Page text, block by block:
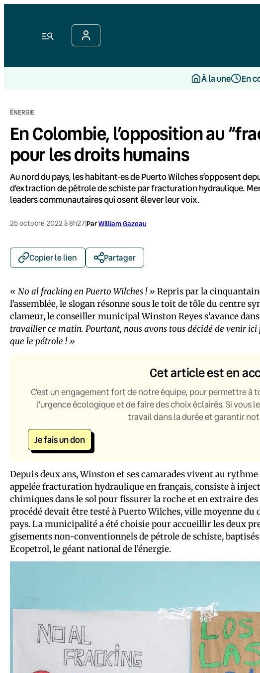
Menu
À la une En
ÉNERGIE
En Colombie, l’opposition au
pour les droits humains
Au nord du pays, les habitant·es de Puerto Wilches s’opposent
d’extraction de pétrole de schiste par fracturation hydraulique.
leaders communautaires qui osent élever leur voix.
25 octobre 2022 à 8h27|ParWilliam Gazeau
Copier le lien Partager
« No al fracking en Puerto Wilches ! » Repris par la
l’assemblée, le slogan résonne sous le toit de tôle du centre
clameur, le conseiller municipal Winston Reyes s’avance
travailler ce matin. Pourtant, nous avons tous décidé de venir
que le pétrole ! »
Cet article est en
C’est un engagement fort de notre équipe, pour permettre à
l’urgence écologique et de faire des choix éclairés. Si
travail dans la durée et garantir
Je fais un don
Depuis deux ans, Winston et ses camarades vivent au
appelée fracturation hydraulique en français, consiste à
chimiques dans le sol pour fissurer la roche et en extraire
procédé devait être testé à Puerto Wilches, ville moyenne du
pays. La municipalité a été choisie pour accueillir les deux
gisements non-conventionnels de pétrole de schiste,
Ecopetrol, le géant national de l’énergie.